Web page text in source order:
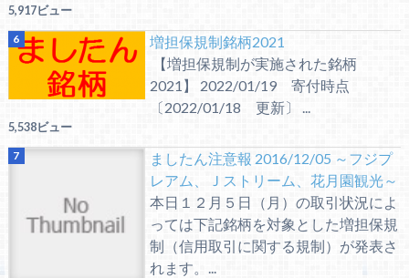
5,917ビュー
増担保規制銘柄2021
【増担保規制が実施された銘柄
2021】 2022/01/19 寄付時点
〔2022/01/18 更新〕 ...
5,538ビュー
ましたん注意報 2016/12/05 ～フジプ
レアム、Ｊストリーム、花月園観光～
本日１２月５日（月）の取引状況によ
っては下記銘柄を対象とした増担保規
制（信用取引に関する規制）が発表さ
れます。...